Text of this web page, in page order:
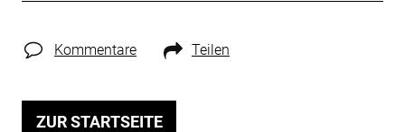
Kommentare Teilen
ZUR STARTSEITE